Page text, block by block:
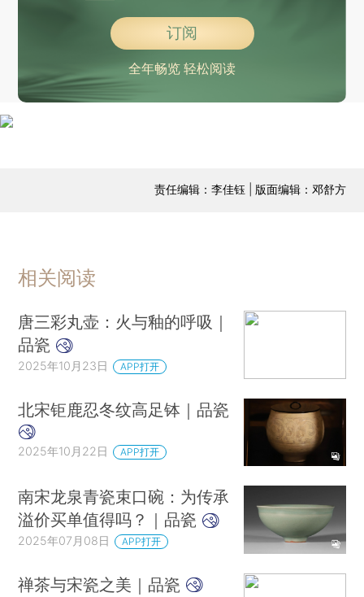
订阅
全年畅览 轻松阅读
责任编辑：李佳钰 | 版面编辑：邓舒方
相关阅读
唐三彩丸壶：火与釉的呼吸｜
品瓷
2025年10月23日 APP打开
北宋钜鹿忍冬纹高足钵｜品瓷
2025年10月22日 APP打开
南宋龙泉青瓷束口碗：为传承
溢价买单值得吗？｜品瓷
2025年07月08日 APP打开
禅茶与宋瓷之美｜品瓷